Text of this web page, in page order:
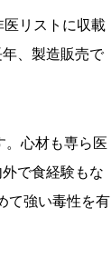
リストに収載
、製造販売で
心材も専ら医
で食経験もな
て強い毒性を有